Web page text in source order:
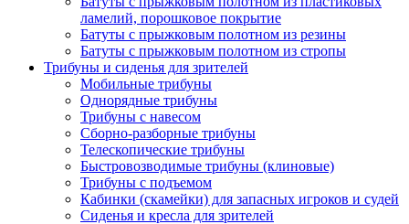
ламелий, порошковое покрытие
Батуты с прыжковым полотном из резины
Батуты с прыжковым полотном из стропы
Трибуны и сиденья для зрителей
Мобильные трибуны
Однорядные трибуны
Трибуны с навесом
Сборно-разборные трибуны
Телескопические трибуны
Быстровозводимые трибуны (клиновые)
Трибуны с подъемом
Кабинки (скамейки) для запасных игроков и судей
Сиденья и кресла для зрителей